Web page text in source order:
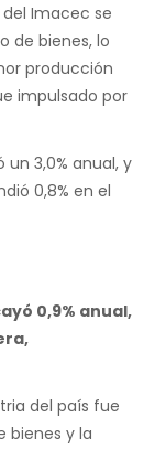
Imacec se
de bienes, lo
producción
impulsado por
3,0% anual, y
0,8% en el
0,9% anual,
del país fue
bienes y la